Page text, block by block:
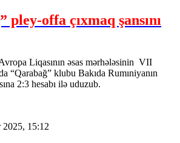
pley-offa çıxmaq şansını
Liqasının əsas mərhələsinin VII
“Qarabağ” klubu Bakıda Rumıniyanın
2:3 hesabı ilə uduzub.
2025, 15:12